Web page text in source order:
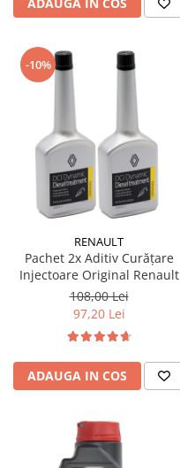
-10%
RENAULT
Pachet 2x Aditiv Curățare
Injectoare Original Renault
DCI Dynamic, 250ml
108,00 Lei
97,20 Lei
ADAUGA IN COS